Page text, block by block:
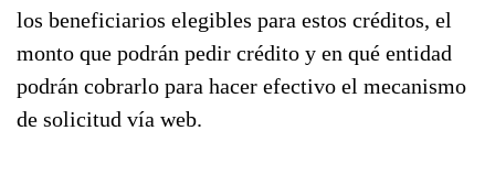
los beneficiarios elegibles para estos créditos, el
monto que podrán pedir crédito y en qué entidad
podrán cobrarlo para hacer efectivo el mecanismo
de solicitud vía web.